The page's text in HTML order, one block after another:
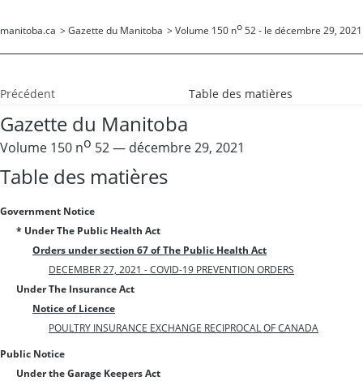
manitoba.ca > Gazette du Manitoba > Volume 150 no 52 - le décembre 29, 2021
Précédent Table des matières
Gazette du Manitoba
Volume 150 no 52 — décembre 29, 2021
Table des matières
Government Notice
* Under The Public Health Act
Orders under section 67 of The Public Health Act
DECEMBER 27, 2021 - COVID-19 PREVENTION ORDERS
Under The Insurance Act
Notice of Licence
POULTRY INSURANCE EXCHANGE RECIPROCAL OF CANADA
Public Notice
Under the Garage Keepers Act